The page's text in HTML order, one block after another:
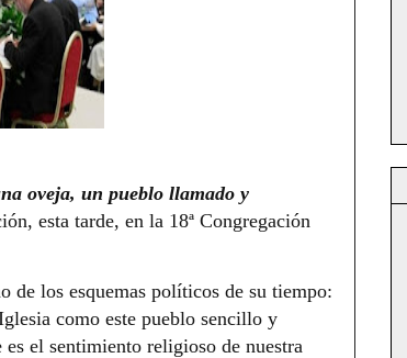
oveja, un pueblo llamado y
esta tarde, en la 18ª Congregación
de los esquemas políticos de su tiempo:
como este pueblo sencillo y
el sentimiento religioso de nuestra